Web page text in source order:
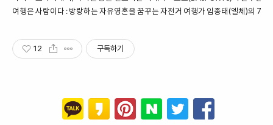
여행은 사람이다 : 방랑하는 자유영혼을 꿈꾸는 자전거 여행가 임종태(엘체)의 784
12 구독하기